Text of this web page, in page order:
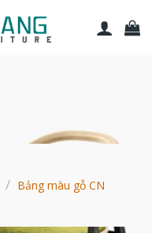
/ Bảng màu gỗ CN